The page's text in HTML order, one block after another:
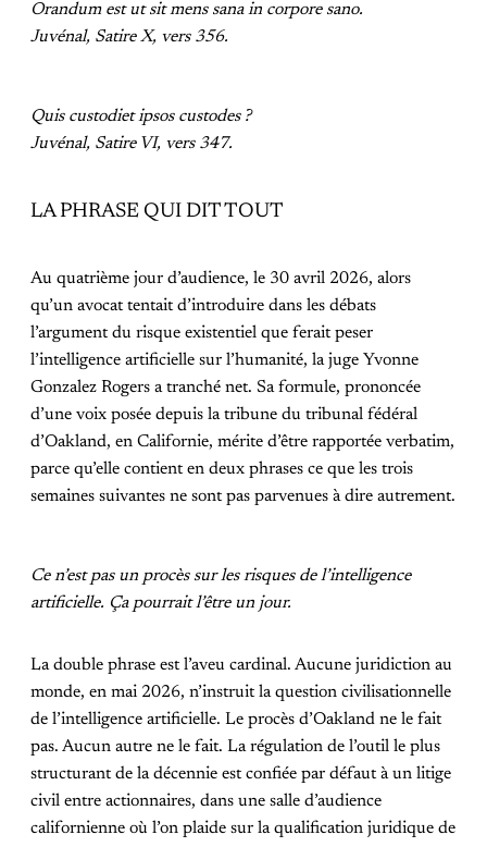
Orandum est ut sit mens sana in corpore sano.
Juvénal, Satire X, vers 356.
Quis custodiet ipsos custodes ?
Juvénal, Satire VI, vers 347.
LA PHRASE QUI DIT TOUT
Au quatrième jour d’audience, le 30 avril 2026, alors
qu’un avocat tentait d’introduire dans les débats
l’argument du risque existentiel que ferait peser
l’intelligence artificielle sur l’humanité, la juge Yvonne
Gonzalez Rogers a tranché net. Sa formule, prononcée
d’une voix posée depuis la tribune du tribunal fédéral
d’Oakland, en Californie, mérite d’être rapportée verbatim,
parce qu’elle contient en deux phrases ce que les trois
semaines suivantes ne sont pas parvenues à dire autrement.
Ce n’est pas un procès sur les risques de l’intelligence
artificielle. Ça pourrait l’être un jour.
La double phrase est l’aveu cardinal. Aucune juridiction au
monde, en mai 2026, n’instruit la question civilisationnelle
de l’intelligence artificielle. Le procès d’Oakland ne le fait
pas. Aucun autre ne le fait. La régulation de l’outil le plus
structurant de la décennie est confiée par défaut à un litige
civil entre actionnaires, dans une salle d’audience
californienne où l’on plaide sur la qualification juridique de